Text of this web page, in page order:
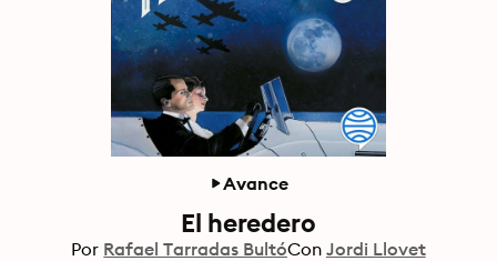
Avance
El heredero
Por Rafael Tarradas BultóCon Jordi Llovet